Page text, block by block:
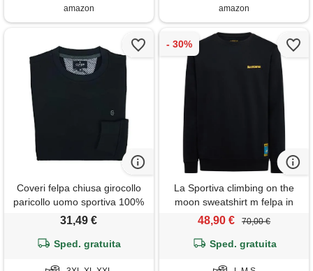
amazon
amazon
Coveri felpa chiusa girocollo
paricollo uomo sportiva 100%
cotone garzato m l xl (xl -
31,49 €
Sped. gratuita
La Sportiva climbing on the
moon sweatshirt m felpa in
pile da uomo
48,90 € 70,00 €
Sped. gratuita